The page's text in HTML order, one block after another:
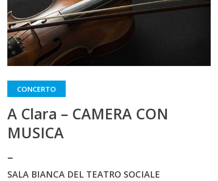
CONCERTO
A Clara – CAMERA CON
MUSICA
–
SALA BIANCA DEL TEATRO SOCIALE